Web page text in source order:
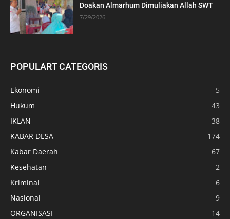
Doakan Almarhum Dimuliakan Allah SWT
7/29/2026
POPULART CATEGORIS
Ekonomi
5
Hukum
43
IKLAN
38
KABAR DESA
174
Kabar Daerah
67
Kesehatan
2
Kriminal
6
Nasional
9
ORGANISASI
14